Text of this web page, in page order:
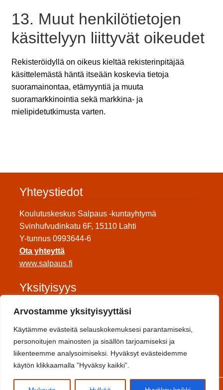
Arvostamme yksityisyyttäsi
Käytämme evästeitä selauskokemuksesi parantamiseksi,
personoitujen mainosten ja sisällön tarjoamiseksi ja
liikenteemme analysoimiseksi. Hyväksyt evästeidemme
käytön klikkaamalla ”Hyväksy kaikki”.
13. Muut henkilötietojen
käsittelyyn liittyvät oikeudet
Rekisteröidyllä on oikeus kieltää rekisterinpitäjää
käsittelemästä häntä itseään koskevia tietoja
suoramainontaa, etämyyntiä ja muuta
suoramarkkinointia sekä markkina- ja
mielipidetutkimusta varten.
Yhteystiedot
Koulutuskeskus Salpaus -kuntayhtymä
Svinhufvudinkatu 6F, 15110 Lahti
Y-tunnus 0993644-6
Ota yhteyttä
www.salpaus.fi
Yksityisyys
Tietosuojaseloste
Toimitusehdot
Sosiaalinen media